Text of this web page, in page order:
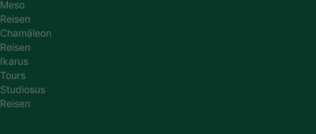
Meso
Reisen
Chamäleon
Reisen
Ikarus
Tours
Studiosus
Reisen